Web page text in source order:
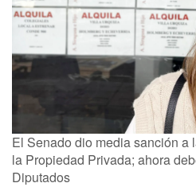
El Senado dio media sanción a
la Propiedad Privada; ahora
Diputados